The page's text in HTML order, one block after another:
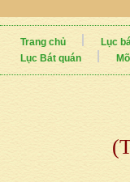
Trang chủ Lục
Lục Bát quán